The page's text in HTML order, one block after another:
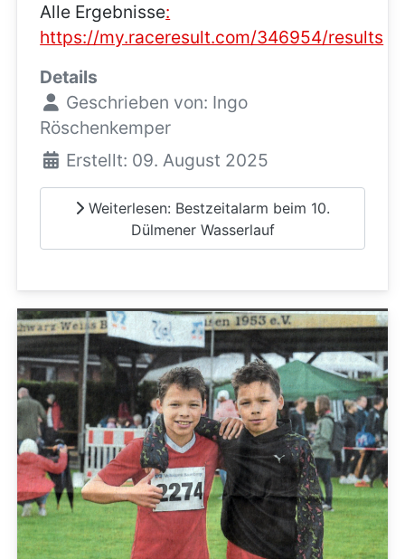
Alle Ergebnisse:
https://my.raceresult.com/346954/results
Details
Geschrieben von: Ingo
Röschenkemper
Erstellt: 09. August 2025
Weiterlesen: Bestzeitalarm beim 10.
Dülmener Wasserlauf